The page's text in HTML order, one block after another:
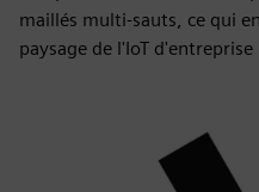
maillés multi-sauts, ce qui
paysage de l'IoT d'entreprise